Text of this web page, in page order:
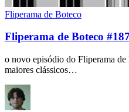
Fliperama de Boteco
Fliperama de Boteco
o novo episódio do Fliperama
maiores clássicos…